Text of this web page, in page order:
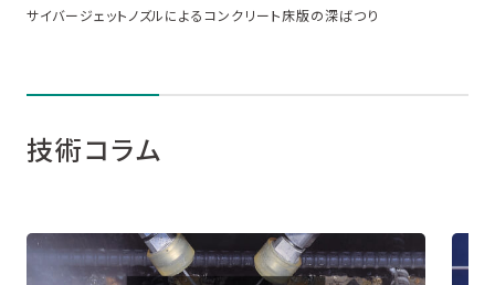
サイバージェットノズルによるコンクリート床版の深ばつり
技術コラム